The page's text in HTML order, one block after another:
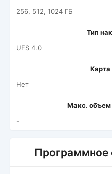
256, 512, 1024 ГБ
Тип
UFS 4.0
Нет
Макс. объем
-
Программное